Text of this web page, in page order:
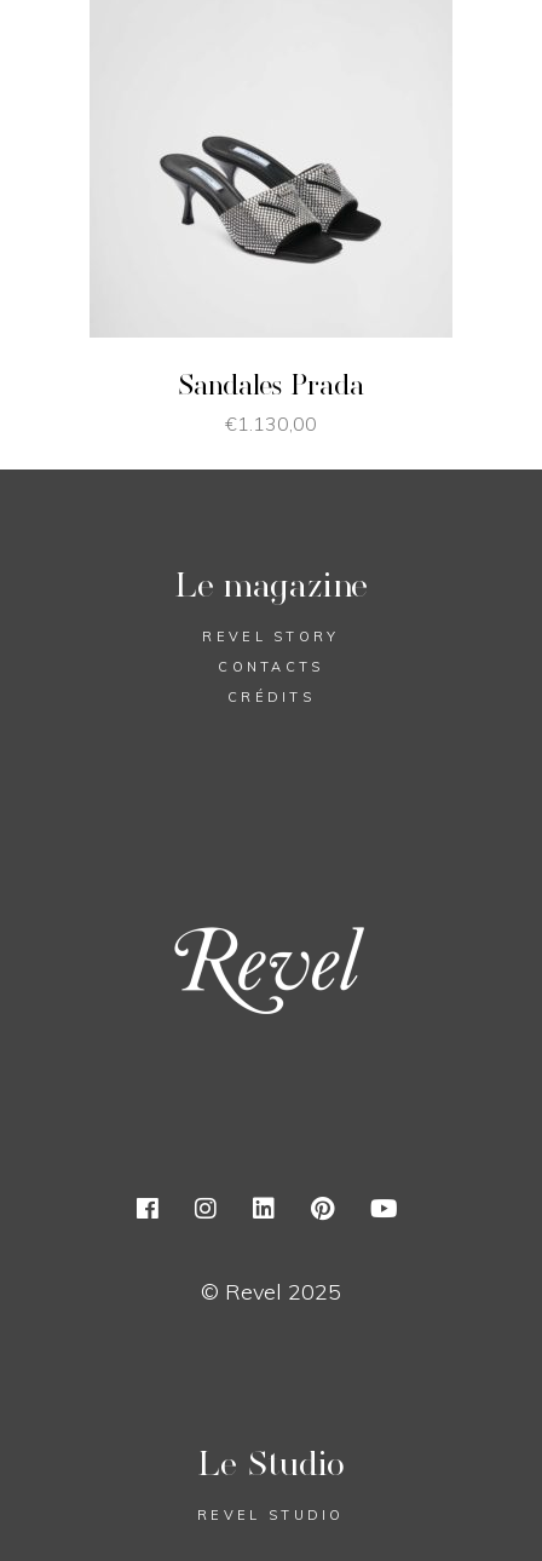
JE SHOPPE
Sandales Prada
€1.130,00
Le magazine
REVEL STORY
CONTACTS
CRÉDITS
© Revel 2025
Le Studio
REVEL STUDIO